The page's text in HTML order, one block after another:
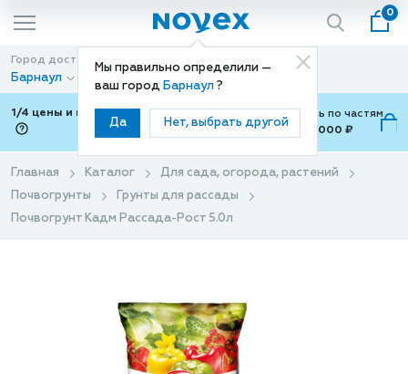
Мы правильно определили —
ваш город Барнаул ?
Да Нет, выбрать другой
0
Город доставки
Барнаул
Способ доставки
Доставка
1/4 цены и покупки ваши с Подели
Можно оплатить по частям
от 700 ₽ до 15,000 ₽
Главная Каталог
Для сада, огорода, растений
Почвогрунты
Грунты для рассады
Почвогрунт Кадм Рассада-Рост 5.0л